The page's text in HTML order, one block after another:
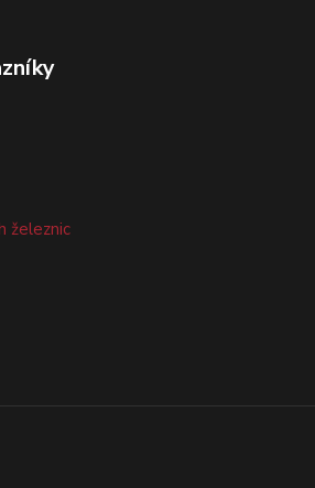
železnic